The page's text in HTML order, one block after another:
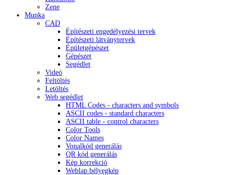
Zene
Munka
CAD
Építészeti engedélyezési tervek
Építészeti látványtervek
Épületgépészet
Gépészet
Segédlet
Videó
Feltöltés
Letöltés
Web segédlet
HTML Codes - characters and symbols
ASCII codes - standard characters
ASCII table - control characters
Color Tools
Color Names
Vonalkód generálás
QR kód generálás
Kép korrekció
Weblap bélyegkép